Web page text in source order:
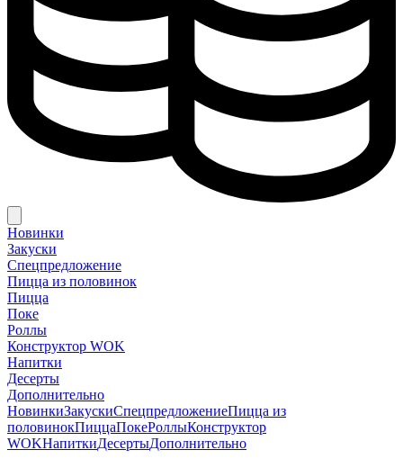
Новинки
Закуски
Спецпредложение
Пицца из половинок
Пицца
Поке
Роллы
Конструктор WOK
Напитки
Десерты
Дополнительно
НовинкиЗакускиСпецпредложениеПицца из
половинокПиццаПокеРоллыКонструктор
WOKНапиткиДесертыДополнительно